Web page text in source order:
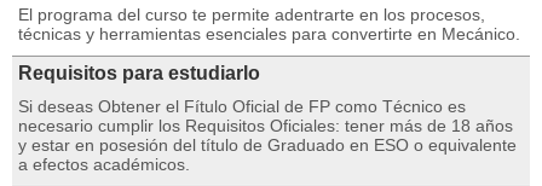
El programa del curso te permite adentrarte en los procesos,
técnicas y herramientas esenciales para convertirte en Mecánico.
Requisitos para estudiarlo
Si deseas Obtener el Fítulo Oficial de FP como Técnico es
necesario cumplir los Requisitos Oficiales: tener más de 18 años
y estar en posesión del título de Graduado en ESO o equivalente
a efectos académicos.